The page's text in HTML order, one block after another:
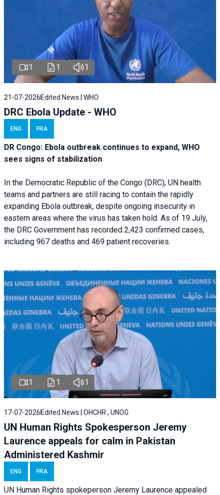
1 1 1
21-07-2026 Edited News | WHO
DRC Ebola Update - WHO
ENG FRA
DR Congo: Ebola outbreak continues to expand, WHO
sees signs of stabilization
In the Democratic Republic of the Congo (DRC), UN health
teams and partners are still racing to contain the rapidly
expanding Ebola outbreak, despite ongoing insecurity in
eastern areas where the virus has taken hold. As of 19 July,
the DRC Government has recorded 2,423 confirmed cases,
including 967 deaths and 469 patient recoveries.
1 1 1
17-07-2026 Edited News | OHCHR , UNOG
UN Human Rights Spokesperson Jeremy
Laurence appeals for calm in Pakistan
Administered Kashmir
ENG FRA
UN Human Rights spokeperson Jeremy Laurence appealed